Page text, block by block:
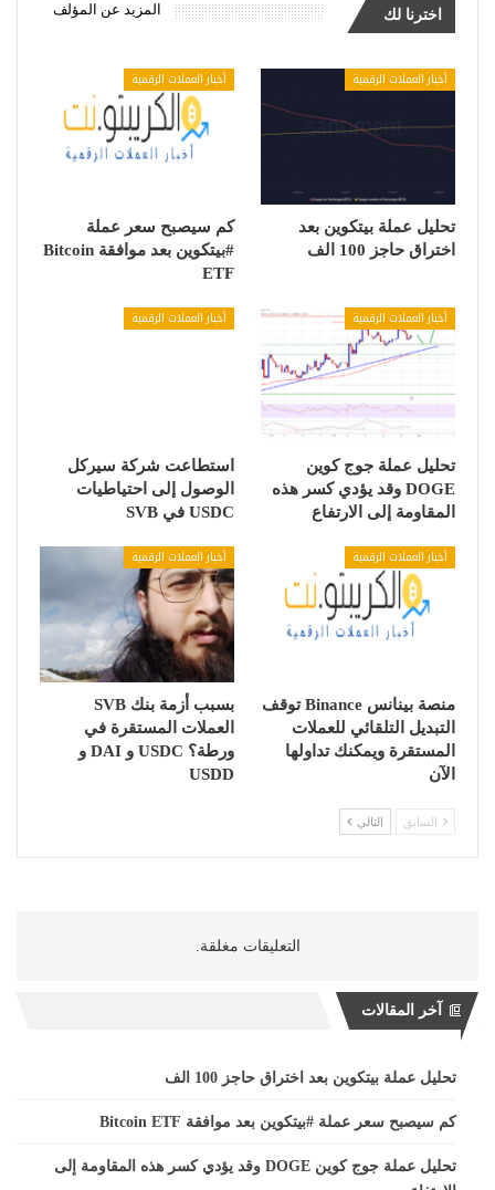
اخترنا لك المزيد عن المؤلف
أخبار العملات الرقمية
تحليل عملة بيتكوين بعد
اختراق حاجز 100 الف
أخبار العملات الرقمية
كم سيصبح سعر عملة
#بيتكوين بعد موافقة Bitcoin
ETF
أخبار العملات الرقمية
تحليل عملة جوج كوين
DOGE وقد يؤدي كسر هذه
المقاومة إلى الارتفاع
أخبار العملات الرقمية
استطاعت شركة سيركل
الوصول إلى احتياطيات
USDC في SVB
أخبار العملات الرقمية
منصة بينانس Binance توقف
التبديل التلقائي للعملات
المستقرة ويمكنك تداولها
الآن
أخبار العملات الرقمية
بسبب أزمة بنك SVB
العملات المستقرة في
ورطة؟ USDC و DAI و
USDD
السابق التالي
التعليقات مغلقة.
آخر المقالات
تحليل عملة بيتكوين بعد اختراق حاجز 100 الف
كم سيصبح سعر عملة #بيتكوين بعد موافقة Bitcoin ETF
تحليل عملة جوج كوين DOGE وقد يؤدي كسر هذه المقاومة إلى